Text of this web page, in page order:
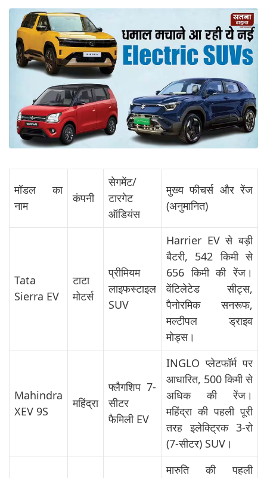
मॉडल का
नाम
कंपनी
सेगमेंट/
टारगेट
ऑडियंस
मुख्य फीचर्स और रेंज
(अनुमानित)
Tata
Sierra EV
टाटा
मोटर्स
प्रीमियम
लाइफस्टाइल
SUV
Harrier EV से बड़ी
बैटरी, 542 किमी से
656 किमी की रेंज।
वेंटिलेटेड सीट्स,
पैनोरमिक सनरूफ,
मल्टीपल ड्राइव
मोड्स।
Mahindra
XEV 9S
महिंद्रा
फ्लैगशिप 7-
सीटर
फैमिली EV
INGLO प्लेटफॉर्म पर
आधारित, 500 किमी से
अधिक की रेंज।
महिंद्रा की पहली पूरी
तरह इलेक्ट्रिक 3-रो
(7-सीटर) SUV।
मारुति की पहली